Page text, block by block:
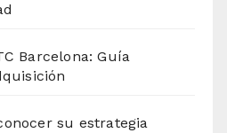
Barcelona: Guía
su estrategia